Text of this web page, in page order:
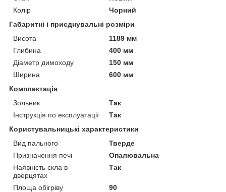
Колір
Чорний
Габаритні і приєднувальні розміри
Висота
1189 мм
Глибина
400 мм
Діаметр димоходу
150 мм
Ширина
600 мм
Комплектація
Зольник
Так
Інструкція по експлуатації
Так
Користувальницькі характеристики
Вид пального
Тверде
Призначення печі
Опалювальна
Наявність скла в
дверцятах
Так
Площа обігріву
90